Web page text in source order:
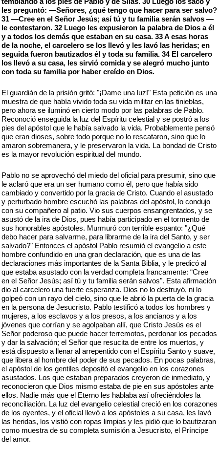
les preguntó: —Señores, ¿qué tengo que hacer para ser salvo?
31 —Cree en el Señor Jesús; así tú y tu familia serán salvos —
le contestaron. 32 Luego les expusieron la palabra de Dios a él
y a todos los demás que estaban en su casa. 33 A esas horas
de la noche, el carcelero se los llevó y les lavó las heridas; en
seguida fueron bautizados él y toda su familia. 34 El carcelero
los llevó a su casa, les sirvió comida y se alegró mucho junto
con toda su familia por haber creído en Dios.
El guardián de la prisión gritó: "¡Dame una luz!" Esta petición es una
muestra de que había vivido toda su vida militar en las tinieblas,
pero ahora se iluminó en cierto modo por las palabras de Pablo.
Reconoció enseguida la luz del Espíritu celestial y se postró a los
pies del apóstol que le había salvado la vida. Probablemente pensó
que eran dioses, sobre todo porque no lo rescataron, sino que lo
amaron sobremanera, y le preservaron la vida. La bondad de Cristo
es la mayor revolución espiritual del mundo.
Pablo no se aprovechó del miedo del oficial para presumir, sino que
le aclaró que era un ser humano como él, pero que había sido
cambiado y convertido por la gracia de Cristo. Cuando el asustado
y perturbado hombre escuchó las palabras del apóstol, lo condujo
con su compañero al patio. Vio sus cuerpos ensangrentados, y se
asustó de la ira de Dios, pues había participado en el tormento de
sus honorables apóstoles. Murmuró con terrible espanto: "¿Qué
debo hacer para salvarme, para librarme de la ira del Santo, y ser
salvado?" Entonces el apóstol Pablo resumió el evangelio a este
hombre confundido en una gran declaración, que es una de las
declaraciones más importantes de la Santa Biblia, y le predicó al
que estaba asustado con la verdad completa francamente: “Cree
en el Señor Jesús; así tú y tu familia serán salvos". Esta afirmación
dio al carcelero una fuerte esperanza. Dios no lo destruyó, ni lo
golpeó con un rayo del cielo, sino que le abrió la puerta de la gracia
en la persona de Jesucristo. Pablo testificó a todos los hombres y
mujeres, a los esclavos y a los presos, a los ancianos y a los
jóvenes que corrían y se agolpaban allí, que Cristo Jesús es el
Señor poderoso que puede hacer terremotos, perdonar los pecados
y dar la salvación; el Señor que resucita de entre los muertos, y
está dispuesto a llenar al arrepentido con el Espíritu Santo y suave,
que libera al hombre del poder de sus pecados. En pocas palabras,
el apóstol de los gentiles depositó el evangelio en los corazones
asustados. Los que estaban preparados creyeron de inmediato, y
reconocieron que Dios mismo estaba de pie en sus apóstoles ante
ellos. Nadie más que el Eterno les hablaba así ofreciéndoles la
reconciliación. La luz del evangelio celestial creció en los corazones
de los oyentes, y el oficial llevó a los apóstoles a su casa, les lavó
las heridas, los vistió con ropas limpias y les pidió que lo bautizaran
como muestra de su completa sumisión a Jesucristo, el Príncipe
del amor.